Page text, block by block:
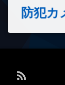
防犯カ
RSS